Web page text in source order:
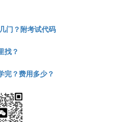
门？附考试代码
找？
完？费用多少？